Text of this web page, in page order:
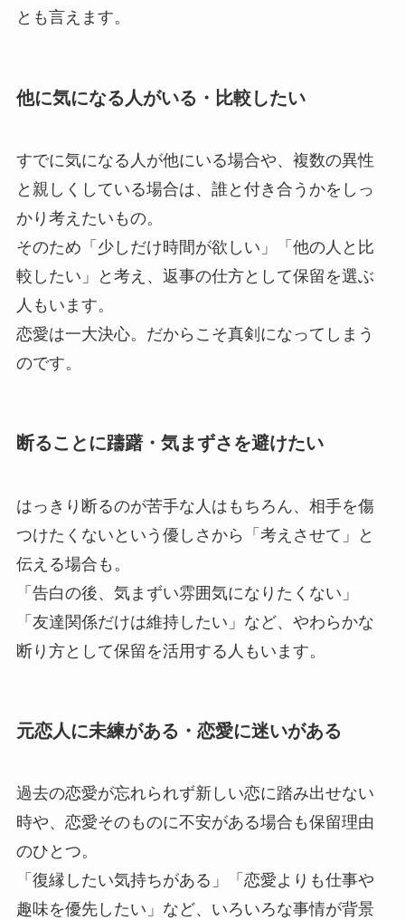
とも言えます。
他に気になる人がいる・比較したい
すでに気になる人が他にいる場合や、複数の異性
と親しくしている場合は、誰と付き合うかをしっ
かり考えたいもの。
そのため「少しだけ時間が欲しい」「他の人と比
較したい」と考え、返事の仕方として保留を選ぶ
人もいます。
恋愛は一大決心。だからこそ真剣になってしまう
のです。
断ることに躊躇・気まずさを避けたい
はっきり断るのが苦手な人はもちろん、相手を傷
つけたくないという優しさから「考えさせて」と
伝える場合も。
「告白の後、気まずい雰囲気になりたくない」
「友達関係だけは維持したい」など、やわらかな
断り方として保留を活用する人もいます。
元恋人に未練がある・恋愛に迷いがある
過去の恋愛が忘れられず新しい恋に踏み出せない
時や、恋愛そのものに不安がある場合も保留理由
のひとつ。
「復縁したい気持ちがある」「恋愛よりも仕事や
趣味を優先したい」など、いろいろな事情が背景